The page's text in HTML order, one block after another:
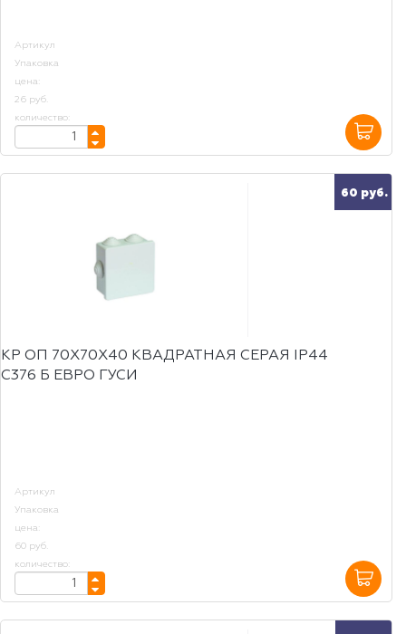
Артикул
Упаковка
цена:
26 руб.
количество:
60 руб.
КР ОП 70Х70Х40 КВАДРАТНАЯ СЕРАЯ IP44
С376 Б ЕВРО ГУСИ
Артикул
Упаковка
цена:
60 руб.
количество: